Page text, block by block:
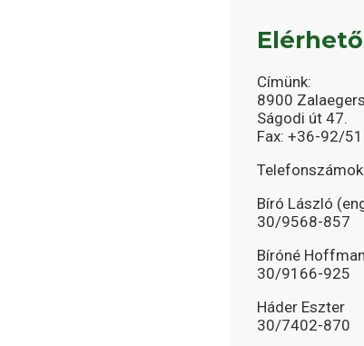
Címünk:
8900
Ságodi út 47.
Fax: +36-92/
Bíró László
30/9568-857
Bíróné
30/9166-925
Háder Eszter
30/7402-870